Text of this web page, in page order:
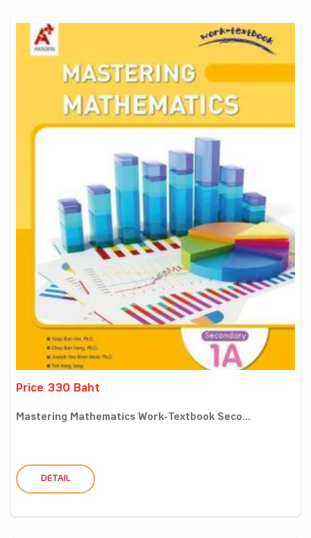
Price 330 Baht
Mastering Mathematics Work-Textbook Seco...
DETAIL